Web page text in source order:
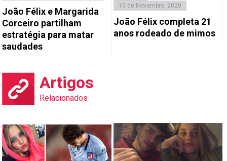
João Félix e Margarida
Corceiro partilham
estratégia para matar
saudades
10 de Novembro, 2020
João Félix completa 21
anos rodeado de mimos
Artigos
Relacionados